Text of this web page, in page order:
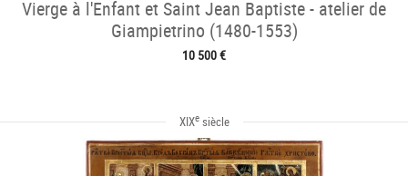
Vierge à l'Enfant et Saint Jean Baptiste - atelier de
Giampietrino (1480-1553)
10 500 €
XIXesiècle